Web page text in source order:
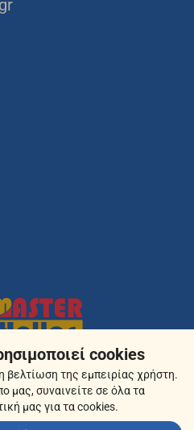
cookies
βελτίωση της εμπειρίας χρήστη.
μας, συναινείτε σε όλα τα
μας για τα cookies.